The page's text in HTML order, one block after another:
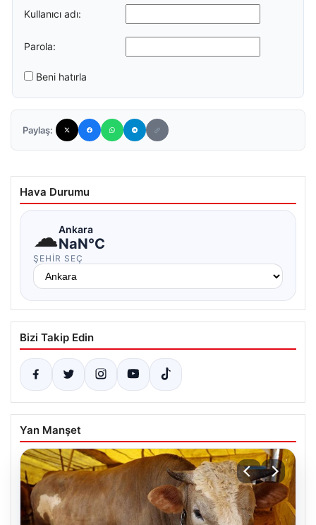
Kullanıcı adı:
Parola:
Beni hatırla
Paylaş:
Hava Durumu
☁Ankara
NaN°C
ŞEHIR SEÇ
Bizi Takip Edin
Yan Manşet